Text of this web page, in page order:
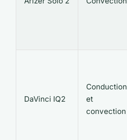
DaVinci IQ2
Conduction
et
convection